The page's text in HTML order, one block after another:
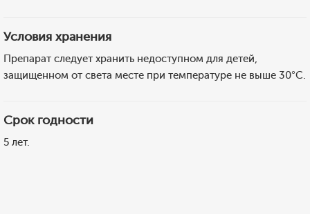
Условия хранения
Препарат следует хранить недоступном для детей,
защищенном от света месте при температуре не выше 30°С.
Срок годности
5 лет.